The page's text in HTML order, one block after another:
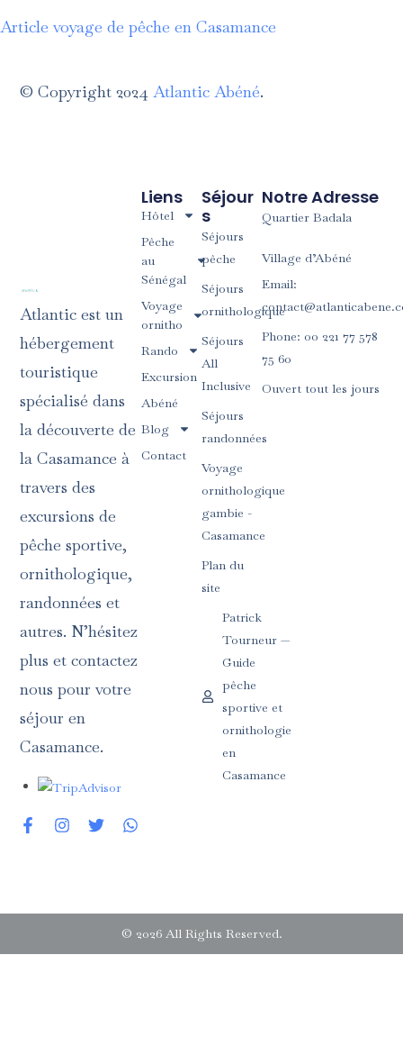
Article voyage de pêche en Casamance
© Copyright 2024Atlantic Abéné.
Atlantic est un
hébergement
touristique
spécialisé dans
la découverte de
la Casamance à
travers des
excursions de
pêche sportive,
ornithologique,
randonnées et
autres. N’hésitez
plus et contactez
nous pour votre
séjour en
Casamance.
Séjour
S
Séjours
pêche
Séjours
ornithologique
Séjours
All
Inclusive
Séjours
randonnées
Voyage
ornithologique
gambie -
Casamance
Plan du
site
Patrick
Tourneur —
Guide
pêche
sportive et
ornithologie
en
Casamance
Liens
Hôtel
Pêche
au
Sénégal
Voyage
ornitho
Rando
Excursion
Abéné
Blog
Contact
Notre Adresse
Quartier Badala
Village d’Abéné
Email:
Phone: 00 221 77 578
75 60
Ouvert tout les jours
© 2026 All Rights Reserved.